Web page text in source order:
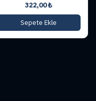
322,00₺
Sepete Ekle